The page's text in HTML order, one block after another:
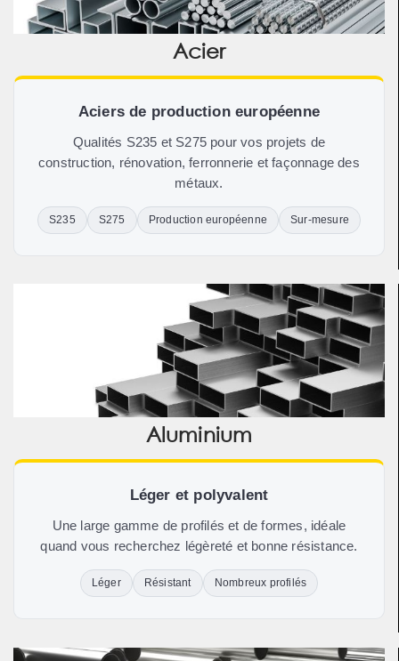
Acier
Aciers de production européenne
Qualités S235 et S275 pour vos projets de
construction, rénovation, ferronnerie et façonnage des
métaux.
S235 S275 Production européenne Sur-mesure
Aluminium
Léger et polyvalent
Une large gamme de profilés et de formes, idéale
quand vous recherchez légèreté et bonne résistance.
Léger Résistant Nombreux profilés